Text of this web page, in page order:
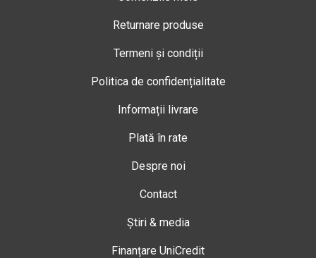
Returnare produse
Termeni și condiții
Politica de confidențialitate
Informații livrare
Plată în rate
Despre noi
Contact
Știri & media
Finanțare UniCredit